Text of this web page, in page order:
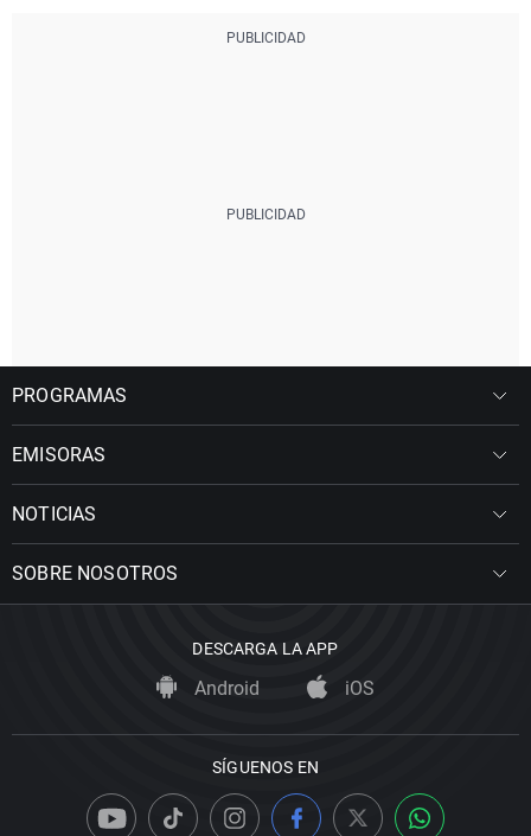
PROGRAMAS
EMISORAS
NOTICIAS
SOBRE NOSOTROS
DESCARGA LA APP
Android iOS
SÍGUENOS EN